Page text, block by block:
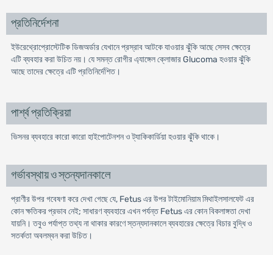
প্রতিনির্দেশনা
ইউরেথ্রোপ্রোস্টেটিক ডিজঅর্ডার যেখানে প্রস্রাব আটকে যাওয়ার ঝুঁকি আছে সেসব ক্ষেত্রে
এটি ব্যবহার করা উচিত নয়। যে সমন্ত রোগীর এ্যাঙ্গেল ক্লোজার Glucoma হওয়ার ঝুঁকি
আছে তাদের ক্ষেত্রে এটি প্রতিনির্দেশিত।
পার্শ্ব প্রতিক্রিয়া
ভিসনর ব্যবহারে কারো কারো হাইপোটেনশন ও ট্যাকিকার্ডিয়া হওয়ার ঝুঁকি থাকে।
গর্ভাবস্থায় ও স্তন্যদানকালে
প্রাণীর উপর গবেষণা করে দেখা গেছে যে, Fetus এর উপর টাইমোনিয়াম মিথাইলসালফেট এর
কোন ক্ষতিকর প্রভাব নেই; সাধারণ ব্যবহারে এখন পর্যন্ত Fetus এর কোন বিকলাঙ্গতা দেখা
যায়নি। তবুও পর্যাপ্ত তথ্য না থাকার কারণে স্তন্যদানকালে ব্যবহারের ক্ষেত্রে বিচার বুদ্ধি ও
সতর্কতা অবলম্বন করা উচিত।